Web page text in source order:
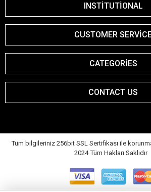
INSTİTUTİONAL
CUSTOMER
CATEGORİES
CONTACT US
Tüm bilgileriniz 256bit SSL Sertifikası ile
2024 Tüm Hakları Saklıdır